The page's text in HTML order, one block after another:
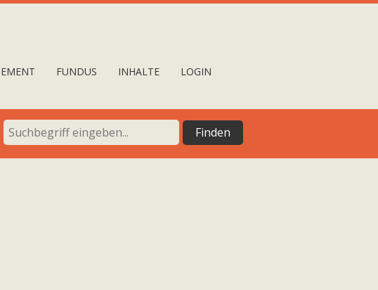
FUNDUS INHALTE LOGIN